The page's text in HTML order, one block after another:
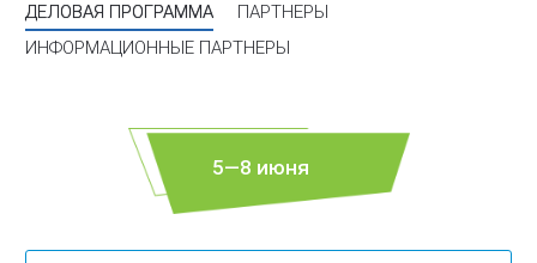
ДЕЛОВАЯ ПРОГРАММА
ПАРТНЕРЫ
ИНФОРМАЦИОННЫЕ ПАРТНЕРЫ
5—8 июня